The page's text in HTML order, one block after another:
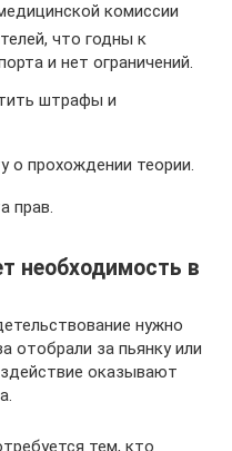
комиссии
что годны к
и нет ограничений.
штрафы и
о прохождении теории.
прав.
необходимость в
нужно
отобрали за пьянку или
оказывают
тем, кто